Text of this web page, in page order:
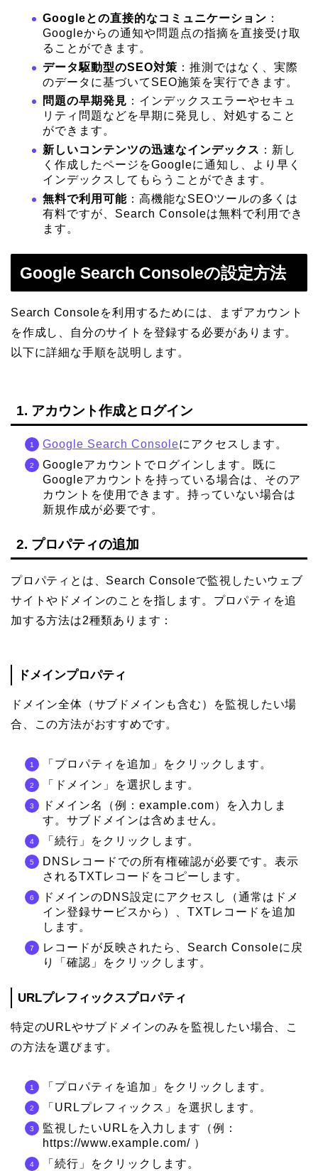
Googleとの直接的なコミュニケーション ：
Googleからの通知や問題点の指摘を直接受け取
ることができます。
データ駆動型のSEO対策 ：推測ではなく、実際
のデータに基づいてSEO施策を実行できます。
問題の早期発見 ：インデックスエラーやセキュ
リティ問題などを早期に発見し、対処すること
ができます。
新しいコンテンツの迅速なインデックス ：新し
く作成したページをGoogleに通知し、より早く
インデックスしてもらうことができます。
無料で利用可能 ：高機能なSEOツールの多くは
有料ですが、Search Consoleは無料で利用でき
ます。
Google Search Consoleの設定方法
Search Consoleを利用するためには、まずアカウント
を作成し、自分のサイトを登録する必要があります。
以下に詳細な手順を説明します。
1. アカウント作成とログイン
Google Search Consoleにアクセスします。
Googleアカウントでログインします。既に
Googleアカウントを持っている場合は、そのア
カウントを使用できます。持っていない場合は
新規作成が必要です。
2. プロパティの追加
プロパティとは、Search Consoleで監視したいウェブ
サイトやドメインのことを指します。プロパティを追
加する方法は2種類あります：
ドメインプロパティ
ドメイン全体（サブドメインも含む）を監視したい場
合、この方法がおすすめです。
「プロパティを追加」をクリックします。
「ドメイン」を選択します。
ドメイン名（例：example.com）を入力しま
す。サブドメインは含めません。
「続行」をクリックします。
DNSレコードでの所有権確認が必要です。表示
されるTXTレコードをコピーします。
ドメインのDNS設定にアクセスし（通常はドメ
イン登録サービスから）、TXTレコードを追加
します。
レコードが反映されたら、Search Consoleに戻
り「確認」をクリックします。
URLプレフィックスプロパティ
特定のURLやサブドメインのみを監視したい場合、こ
の方法を選びます。
「プロパティを追加」をクリックします。
「URLプレフィックス」を選択します。
監視したいURLを入力します（例：
https://www.example.com/ ）
「続行」をクリックします。